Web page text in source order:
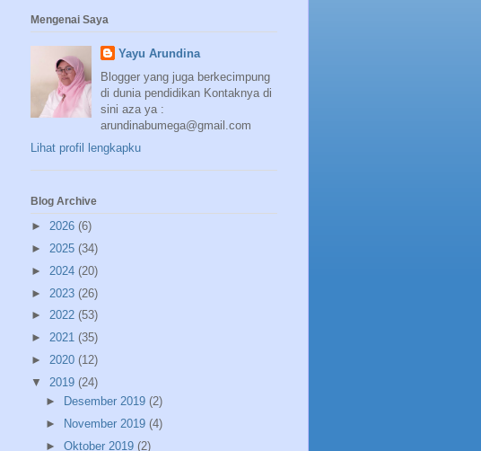
Mengenai Saya
Yayu Arundina
Blogger yang juga berkecimpung
di dunia pendidikan Kontaknya di
sini aza ya :
arundinabumega@gmail.com
Lihat profil lengkapku
Blog Archive
► 2026 (6)
► 2025 (34)
► 2024 (20)
► 2023 (26)
► 2022 (53)
► 2021 (35)
► 2020 (12)
▼ 2019 (24)
►
Desember 2019 (2)
►
November 2019 (4)
► Oktober 2019 (2)